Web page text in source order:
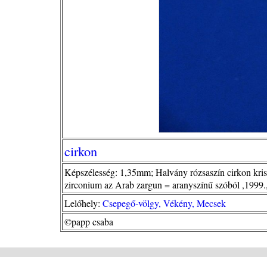
cirkon
Képszélesség: 1,35mm; Halvány rózsaszín cirkon
zirconium az Arab zargun = aranyszínű szóból
Lelőhely: Csepegő-völgy, Vékény, Mecsek
©papp csaba